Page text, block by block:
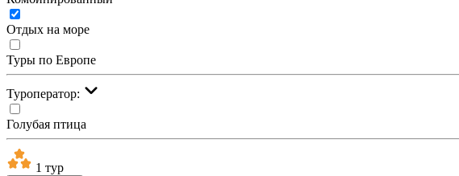
Отдых на море
Туры по Европе
Туроператор:
Голубая птица
1 тур